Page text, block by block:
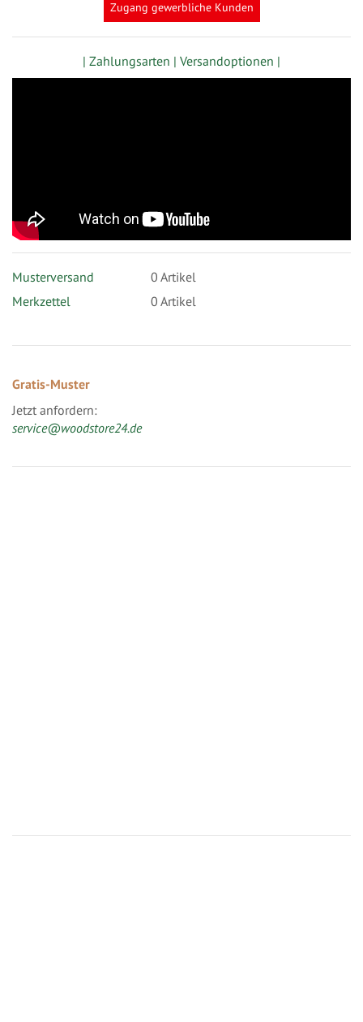
Zugang gewerbliche Kunden
| Zahlungsarten | Versandoptionen |
Musterversand 0 Artikel
Merkzettel
0 Artikel
Gratis-Muster
Jetzt anfordern:
service@woodstore24.de